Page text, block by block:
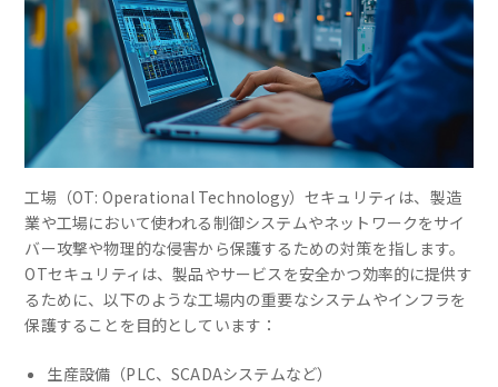
工場（OT: Operational Technology）セキュリティは、製造
業や工場において使われる制御システムやネットワークをサイ
バー攻撃や物理的な侵害から保護するための対策を指します。
OTセキュリティは、製品やサービスを安全かつ効率的に提供す
るために、以下のような工場内の重要なシステムやインフラを
保護することを目的としています：
生産設備（PLC、SCADAシステムなど）